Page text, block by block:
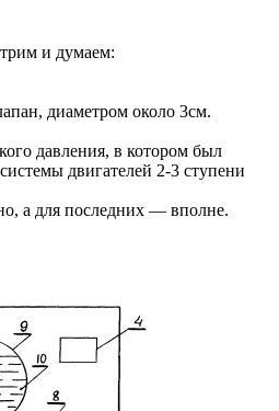
и думаем:
диаметром около 3см.
давления, в котором был
двигателей 2-3 ступени
а для последних — вполне.